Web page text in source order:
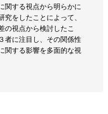
関する視点から明らかに
をしたことによって、
の視点から検討したこ
者に注目し、その関係性
関する影響を多面的な視